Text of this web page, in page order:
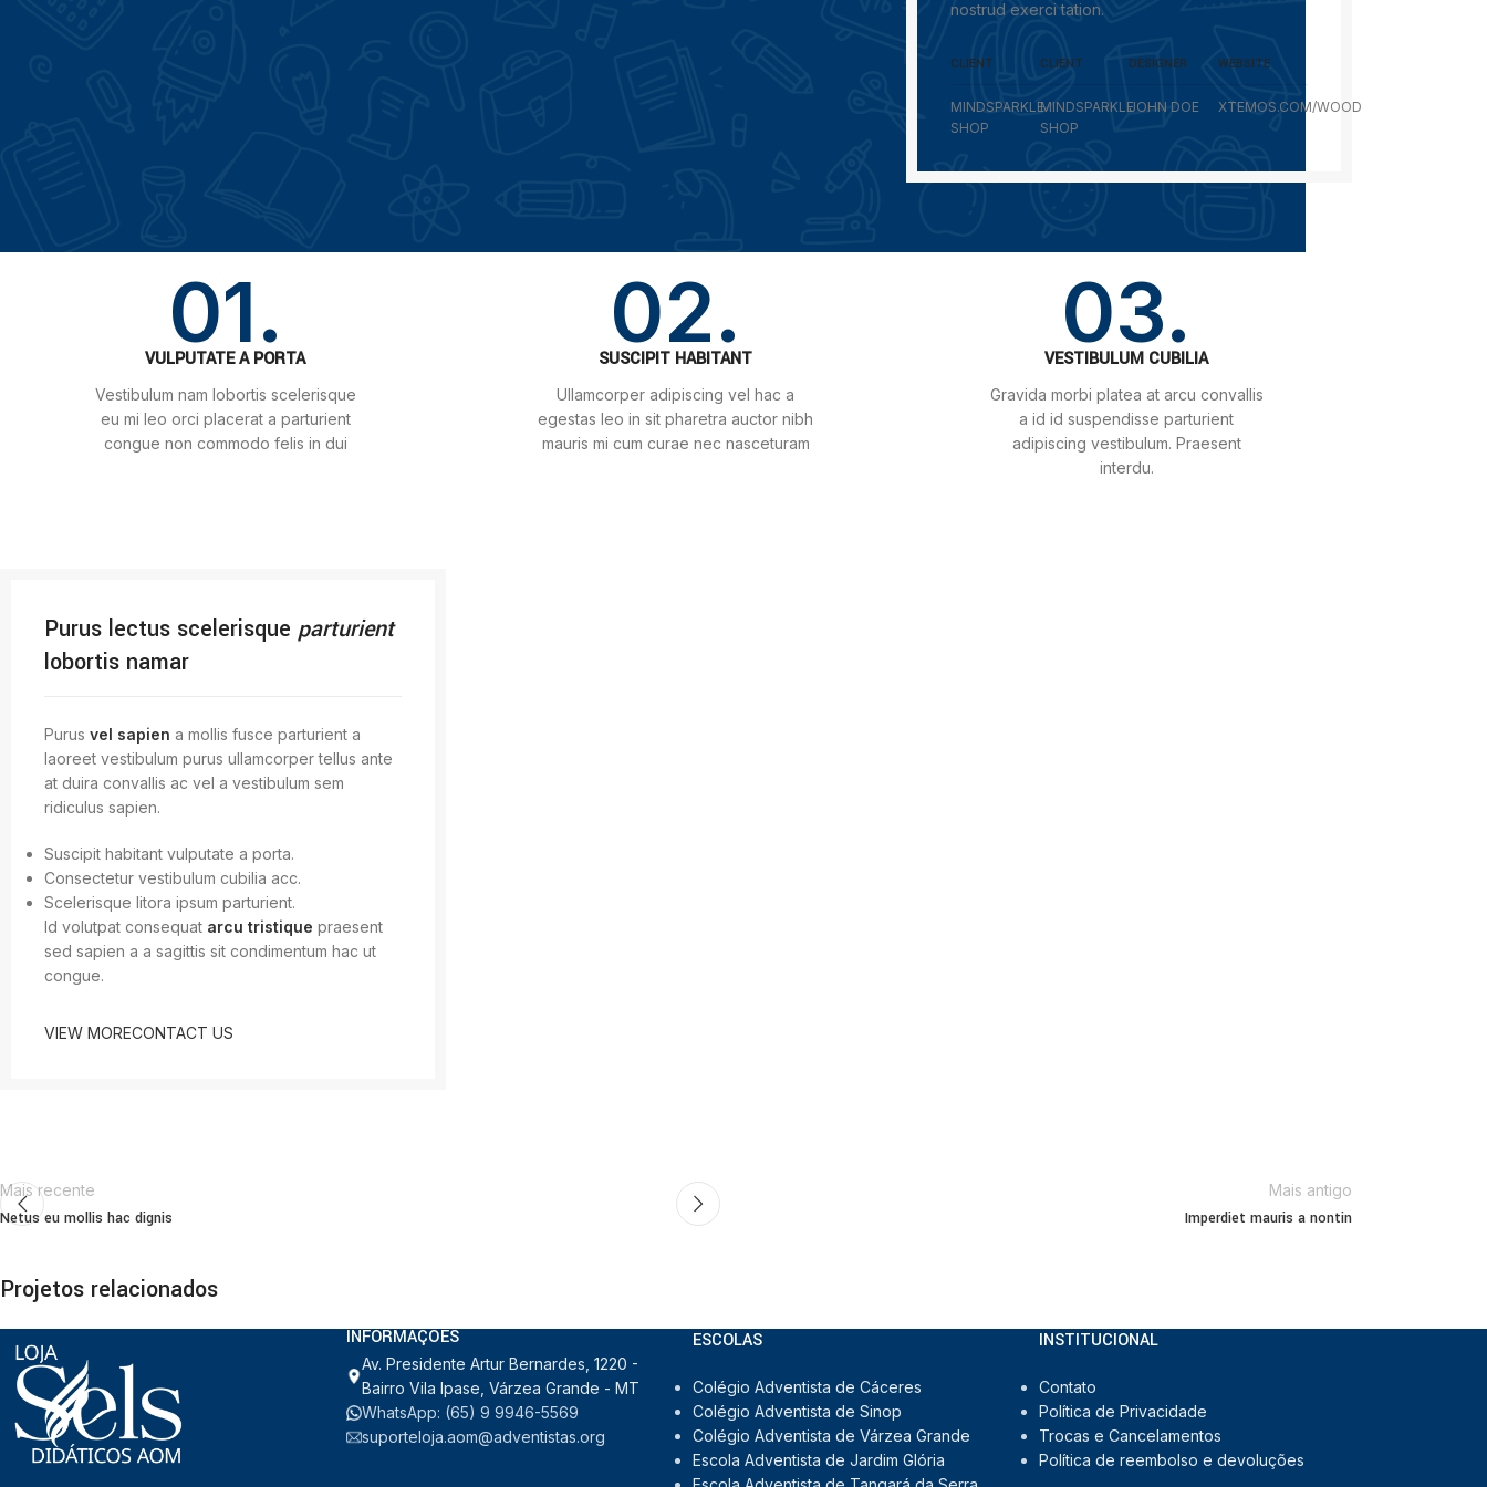
nostrud exerci tation.
CLIENT
MINDSPARKLE
SHOP
CLIENT
MINDSPARKLE
SHOP
DESIGNER
JOHN DOE
WEBSITE
XTEMOS.COM/WOOD
01.
VULPUTATE A PORTA
Vestibulum nam lobortis scelerisque
eu mi leo orci placerat a parturient
congue non commodo felis in dui
02.
SUSCIPIT HABITANT
Ullamcorper adipiscing vel hac a
egestas leo in sit pharetra auctor nibh
mauris mi cum curae nec nasceturam
03.
VESTIBULUM CUBILIA
Gravida morbi platea at arcu convallis
a id id suspendisse parturient
adipiscing vestibulum. Praesent
interdu.
Purus lectus scelerisque parturient
lobortis namar
Purus vel sapien a mollis fusce parturient a
laoreet vestibulum purus ullamcorper tellus ante
at duira convallis ac vel a vestibulum sem
ridiculus sapien.
Suscipit habitant vulputate a porta.
Consectetur vestibulum cubilia acc.
Scelerisque litora ipsum parturient.
Id volutpat consequat arcu tristique praesent
sed sapien a a sagittis sit condimentum hac ut
congue.
VIEW MORECONTACT US
Mais recente
Netus eu mollis hac dignis
Mais antigo
Imperdiet mauris a nontin
Projetos relacionados
Decor
Rhoncus quisque sollicitudin
INFORMAÇÕES
Av. Presidente Artur Bernardes, 1220 -
Bairro Vila Ipase, Várzea Grande - MT
WhatsApp: (65) 9 9946-5569
suporteloja.aom@adventistas.org
ESCOLAS
Colégio Adventista de Cáceres
Colégio Adventista de Sinop
Colégio Adventista de Várzea Grande
Escola Adventista de Jardim Glória
INSTITUCIONAL
Contato
Política de Privacidade
Trocas e Cancelamentos
Política de reembolso e devoluções